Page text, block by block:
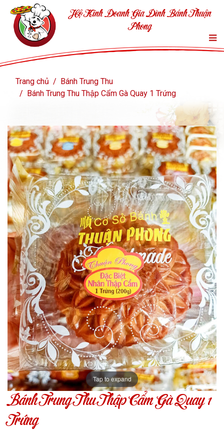
Hộ Kinh Doanh Gia Đình Bánh Thuận
Phong
Trang chủ
Bánh Trung Thu
Bánh Trung Thu Thập Cẩm Gà Quay 1 Trứng
Tap to expand
Bánh Trung Thu Thập Cẩm Gà Quay 1
Trứng